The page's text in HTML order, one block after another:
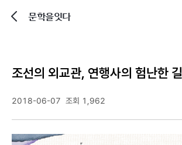
문학을잇다
조선의 외교관, 연행사의 험난한 길
2018-06-07 조회 1,962